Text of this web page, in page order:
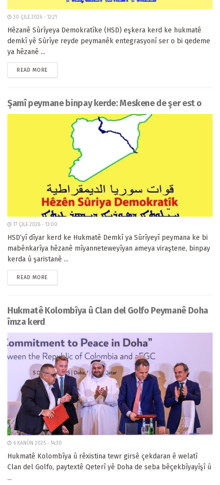
30 ÇILE 2026 - 12:21
Hêzanê Sûrîyeya Demokratîke (HSD) eşkera kerd ke hukmatê
demkî yê Sûrîye reyde peymanêk entegrasyonî ser o bi qedeme
ya hêzanê ...
READ MORE
Şamî peymane binpay kerde: Meskene de şer est o
17 ÇILE 2026 - 13:00
HSD’yî dîyar kerd ke Hukmatê Demkî ya Sûrîyeyî peymana ke bi
mabênkarîya hêzanê mîyanneteweyîyan ameya viraştene, binpay
kerda û şaristanê ...
READ MORE
Hukmatê Kolombîya û Clan del Golfo Peymanê Doha
îmza kerd
6 KANÛN 2025 - 14:30
Hukmatê Kolombîya û rêxistina tewr girsê çekdaran ê welatî
Clan del Golfo, paytextê Qeterî yê Doha de seba bêçekbîyayîşî û
...